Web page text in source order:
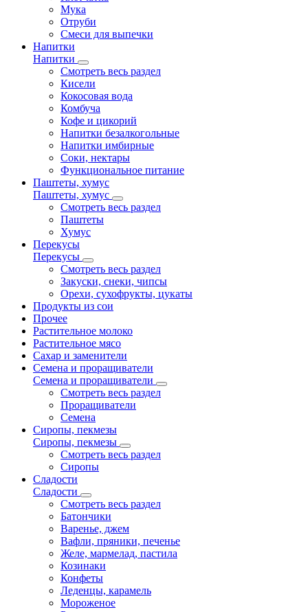
Мука
Отруби
Смеси для выпечки
Напитки
Напитки
Смотреть весь раздел
Кисели
Кокосовая вода
Комбуча
Кофе и цикорий
Напитки безалкогольные
Напитки имбирные
Соки, нектары
Функциональное питание
Паштеты, хумус
Паштеты, хумус
Смотреть весь раздел
Паштеты
Хумус
Перекусы
Перекусы
Смотреть весь раздел
Закуски, снеки, чипсы
Орехи, сухофрукты, цукаты
Продукты из сои
Прочее
Растительное молоко
Растительное мясо
Сахар и заменители
Семена и проращиватели
Семена и проращиватели
Смотреть весь раздел
Проращиватели
Семена
Сиропы, пекмезы
Сиропы, пекмезы
Смотреть весь раздел
Сиропы
Сладости
Сладости
Смотреть весь раздел
Батончики
Варенье, джем
Вафли, пряники, печенье
Желе, мармелад, пастила
Козинаки
Конфеты
Леденцы, карамель
Мороженое